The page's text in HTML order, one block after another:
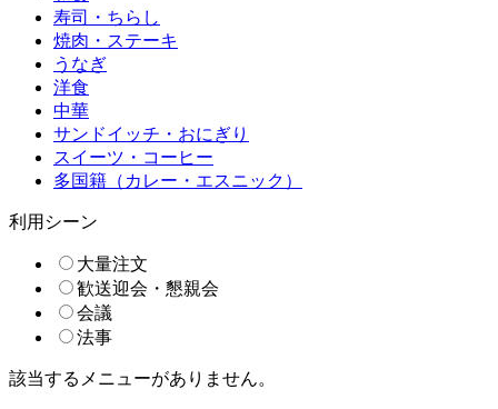
寿司・ちらし
焼肉・ステーキ
うなぎ
洋食
中華
サンドイッチ・おにぎり
スイーツ・コーヒー
多国籍（カレー・エスニック）
利用シーン
大量注文
歓送迎会・懇親会
会議
法事
該当するメニューがありません。